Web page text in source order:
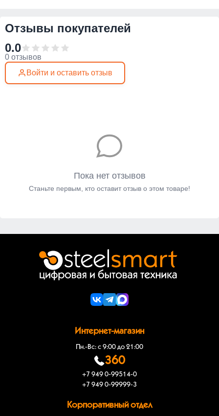
Отзывы покупателей
0.0
0 отзывов
Войти и оставить отзыв
Пока нет отзывов
Станьте первым, кто оставит отзыв о этом товаре!
Интернет-магазин
Пн.-Вс: с 9:00 до 21:00
360
+7 949 0-99514-0
+7 949 0-99999-3
Корпоративный отдел